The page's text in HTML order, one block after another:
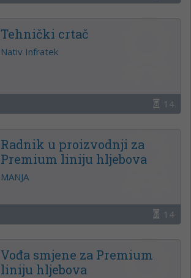
Tehnički crtač
Nativ Infratek
14
Radnik u proizvodnji za
Premium liniju hljebova
MANJA
14
Vođa smjene za Premium
liniju hljebova